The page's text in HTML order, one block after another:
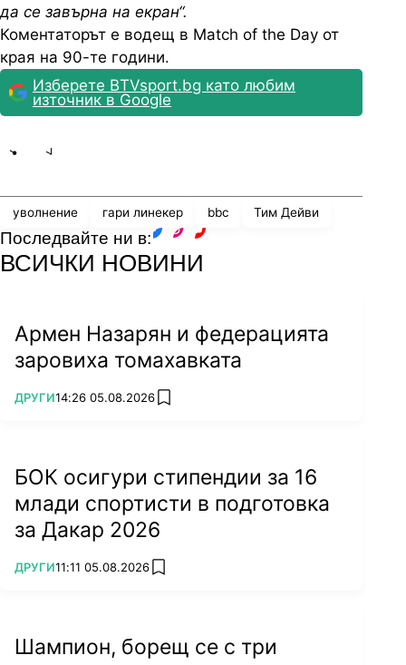
да се завърна на екран“.
Коментаторът е водещ в Match of the Day от
края на 90-те години.
Изберете BTVsport.bg като любим
източник в Google
уволнение гари линекер bbc Тим Дейви
Последвайте ни в:
ВСИЧКИ НОВИНИ
Армен Назарян и федерацията
заровиха томахавката
ПОВЕЧЕ ОТ
ДРУГИ14:26 05.08.2026 add favorites
БОК осигури стипендии за 16
млади спортисти в подготовка
за Дакар 2026
ПОВЕЧЕ ОТ
ДРУГИ11:11 05.08.2026 add favorites
Шампион, борещ се с три